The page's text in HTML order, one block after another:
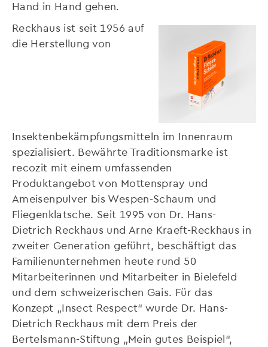
Hand in Hand gehen.
Reckhaus ist seit 1956 auf
die Herstellung von
Insektenbekämpfungsmitteln im Innenraum
spezialisiert. Bewährte Traditionsmarke ist
recozit mit einem umfassenden
Produktangebot von Mottenspray und
Ameisenpulver bis Wespen-Schaum und
Fliegenklatsche. Seit 1995 von Dr. Hans-
Dietrich Reckhaus und Arne Kraeft-Reckhaus in
zweiter Generation geführt, beschäftigt das
Familienunternehmen heute rund 50
Mitarbeiterinnen und Mitarbeiter in Bielefeld
und dem schweizerischen Gais. Für das
Konzept „Insect Respect“ wurde Dr. Hans-
Dietrich Reckhaus mit dem Preis der
Bertelsmann-Stiftung „Mein gutes Beispiel“,